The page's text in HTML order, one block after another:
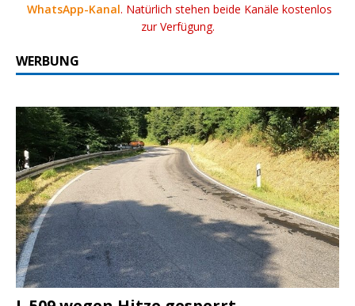
WhatsApp-Kanal. Natürlich stehen beide Kanäle kostenlos
zur Verfügung.
WERBUNG